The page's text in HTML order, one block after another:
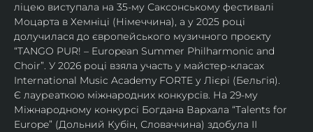
ліцею виступала на 35-му Саксонському фестивалі
Моцарта в Хемніці (Німеччина), а у 2025 році
долучилася до європейського музичного проєкту
“TANGO PUR! – European Summer Philharmonic and
Choir”. У 2026 році взяла участь у майстер-класах
International Music Academy FORTE у Лієрі (Бельгія).
Є лауреаткою міжнародних конкурсів. На 29-му
Міжнародному конкурсі Богдана Вархала “Talents for
Europe” (Дольний Кубін, Словаччина) здобула ІІ